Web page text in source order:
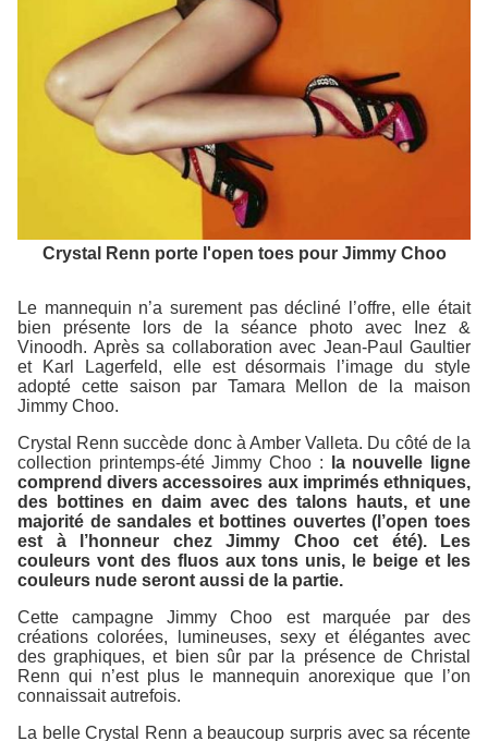
Crystal Renn porte l'open toes pour Jimmy Choo
Le mannequin n’a surement pas décliné l’offre, elle était
bien présente lors de la séance photo avec Inez &
Vinoodh. Après sa collaboration avec Jean-Paul Gaultier
et Karl Lagerfeld, elle est désormais l’image du style
adopté cette saison par Tamara Mellon de la maison
Jimmy Choo.
Crystal Renn succède donc à Amber Valleta. Du côté de la
collection printemps-été Jimmy Choo :
la nouvelle ligne
comprend divers accessoires aux imprimés ethniques,
des bottines en daim avec des talons hauts, et une
majorité de sandales et bottines ouvertes (l’open toes
est à l’honneur chez Jimmy Choo cet été). Les
couleurs vont des fluos aux tons unis, le beige et les
couleurs nude seront aussi de la partie.
Cette campagne Jimmy Choo est marquée par des
créations colorées, lumineuses, sexy et élégantes avec
des graphiques, et bien sûr par la présence de Christal
Renn qui n’est plus le mannequin anorexique que l’on
connaissait autrefois.
La belle Crystal Renn a beaucoup surpris avec sa récente